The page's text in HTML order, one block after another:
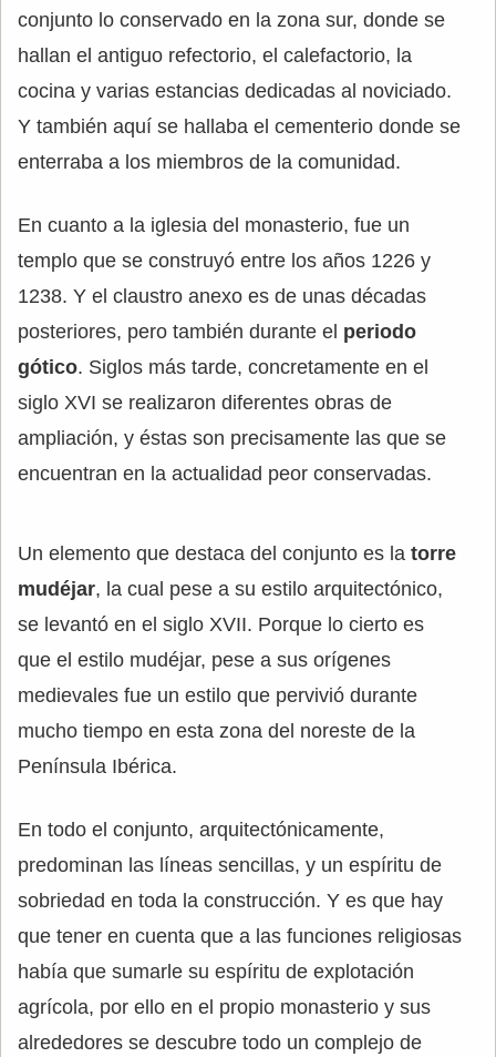
conjunto lo conservado en la zona sur, donde se
hallan el antiguo refectorio, el calefactorio, la
cocina y varias estancias dedicadas al noviciado.
Y también aquí se hallaba el cementerio donde se
enterraba a los miembros de la comunidad.
En cuanto a la iglesia del monasterio, fue un
templo que se construyó entre los años 1226 y
1238. Y el claustro anexo es de unas décadas
posteriores, pero también durante el periodo
gótico. Siglos más tarde, concretamente en el
siglo XVI se realizaron diferentes obras de
ampliación, y éstas son precisamente las que se
encuentran en la actualidad peor conservadas.
Un elemento que destaca del conjunto es la torre
mudéjar, la cual pese a su estilo arquitectónico,
se levantó en el siglo XVII. Porque lo cierto es
que el estilo mudéjar, pese a sus orígenes
medievales fue un estilo que pervivió durante
mucho tiempo en esta zona del noreste de la
Península Ibérica.
En todo el conjunto, arquitectónicamente,
predominan las líneas sencillas, y un espíritu de
sobriedad en toda la construcción. Y es que hay
que tener en cuenta que a las funciones religiosas
había que sumarle su espíritu de explotación
agrícola, por ello en el propio monasterio y sus
alrededores se descubre todo un complejo de